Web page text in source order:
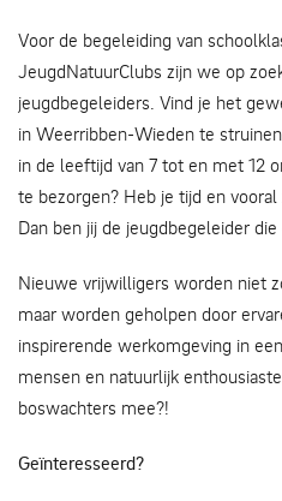
Voor de begeleiding van
JeugdNatuurClubs zijn we op
jeugdbegeleiders. Vind je het
in Weerribben-Wieden te
in de leeftijd van 7 tot en met 12
te bezorgen? Heb je tijd en
Dan ben jij de jeugdbegeleider
Nieuwe vrijwilligers worden niet
maar worden geholpen door
inspirerende werkomgeving in
mensen en natuurlijk
boswachters mee?!
Geïnteresseerd?